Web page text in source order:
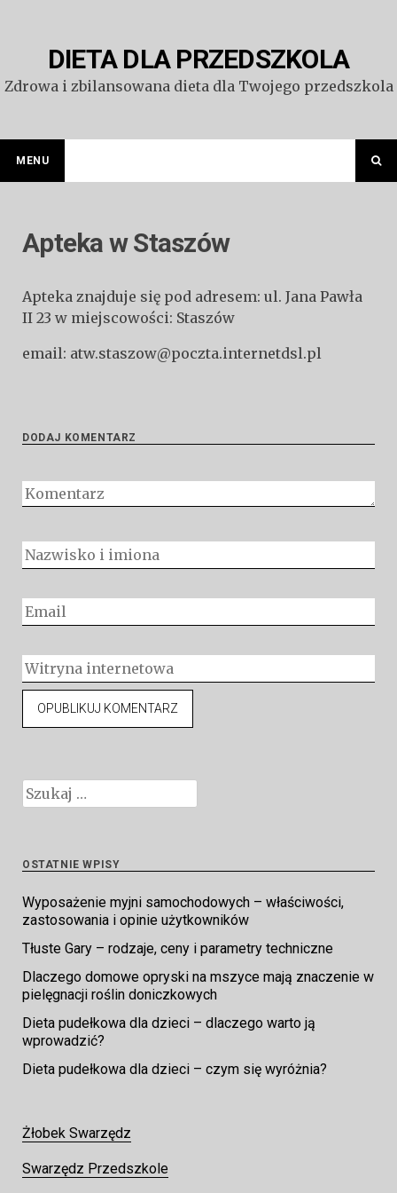
DIETA DLA PRZEDSZKOLA
Zdrowa i zbilansowana dieta dla Twojego przedszkola
MENU
Apteka w Staszów
Apteka znajduje się pod adresem: ul. Jana Pawła
II 23 w miejscowości: Staszów
email: atw.staszow@poczta.internetdsl.pl
DODAJ KOMENTARZ
Szukaj:
OSTATNIE WPISY
Wyposażenie myjni samochodowych – właściwości,
zastosowania i opinie użytkowników
Tłuste Gary – rodzaje, ceny i parametry techniczne
Dlaczego domowe opryski na mszyce mają znaczenie w
pielęgnacji roślin doniczkowych
Dieta pudełkowa dla dzieci – dlaczego warto ją
wprowadzić?
Dieta pudełkowa dla dzieci – czym się wyróżnia?
Żłobek Swarzędz
Swarzędz Przedszkole